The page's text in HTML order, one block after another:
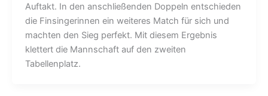
Auftakt. In den anschließenden Doppeln entschieden
die Finsingerinnen ein weiteres Match für sich und
machten den Sieg perfekt. Mit diesem Ergebnis
klettert die Mannschaft auf den zweiten
Tabellenplatz.